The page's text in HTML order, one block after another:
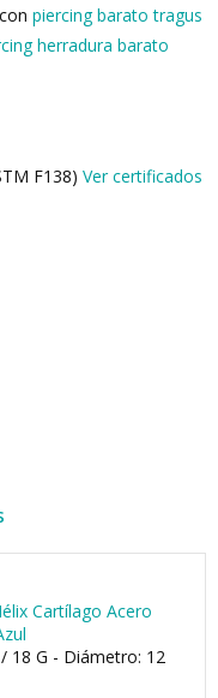
piercing barato tragus
herradura barato
F138) Ver certificados
Cartílago Acero
18 G - Diámetro: 12